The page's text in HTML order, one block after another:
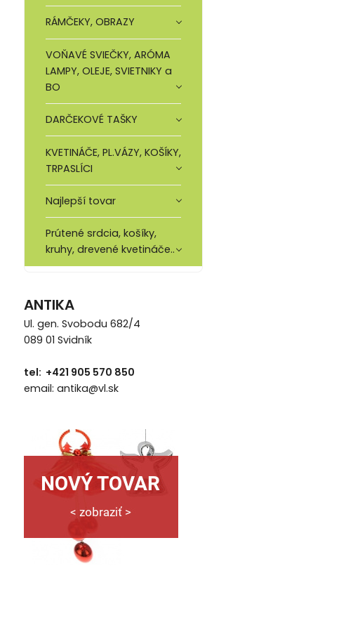
RÁMČEKY, OBRAZY
VOŇAVÉ SVIEČKY, ARÓMA
LAMPY, OLEJE, SVIETNIKY a
BO
DARČEKOVÉ TAŠKY
KVETINÁČE, PL.VÁZY, KOŠÍKY,
TRPASLÍCI
Najlepší tovar
Prútené srdcia, košíky,
kruhy, drevené kvetináče..
ANTIKA
Ul. gen. Svobodu 682/4
089 01 Svidník
tel: +421 905 570 850
email: antika@vl.sk